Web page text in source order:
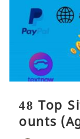
48 Top
ounts